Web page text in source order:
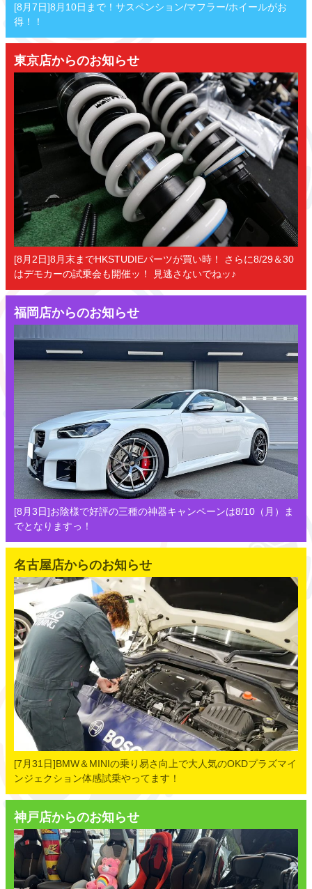
[8月7日]8月10日まで！サスペンション/マフラー/ホイールがお
得！！
東京店からのお知らせ
[8月2日]8月末までHKSTUDIEパーツが買い時！ さらに8/29＆30
はデモカーの試乗会も開催ッ！ 見逃さないでねッ♪
福岡店からのお知らせ
[8月3日]お陰様で好評の三種の神器キャンペーンは8/10（月）ま
でとなりますっ！
名古屋店からのお知らせ
[7月31日]BMW＆MINIの乗り易さ向上で大人気のOKDプラズマイ
ンジェクション体感試乗やってます！
神戸店からのお知らせ